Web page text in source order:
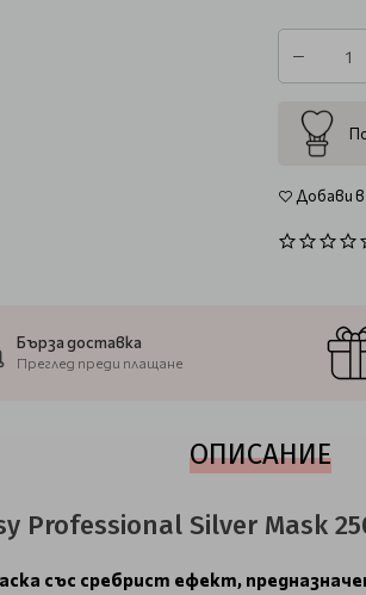
Добави
Бърза доставка
Преглед преди плащане
ОПИСАНИЕ
Professional Silver Mask
със сребрист ефект,